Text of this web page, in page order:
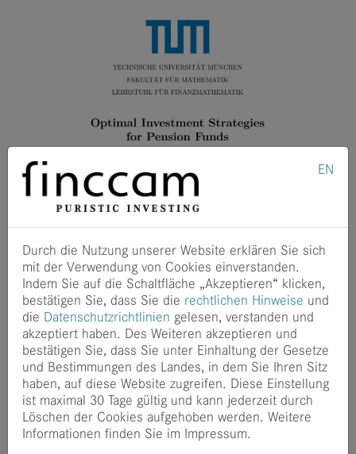
EN
Durch die Nutzung unserer Website erklären Sie sich
mit der Verwendung von Cookies einverstanden.
Indem Sie auf die Schaltfläche „Akzeptieren“ klicken,
bestätigen Sie, dass Sie die rechtlichen Hinweise und
die Datenschutzrichtlinien gelesen, verstanden und
akzeptiert haben. Des Weiteren akzeptieren und
bestätigen Sie, dass Sie unter Einhaltung der Gesetze
und Bestimmungen des Landes, in dem Sie Ihren Sitz
haben, auf diese Website zugreifen. Diese Einstellung
ist maximal 30 Tage gültig und kann jederzeit durch
Löschen der Cookies aufgehoben werden. Weitere
Informationen finden Sie im Impressum.
Herzlichen Glückwunsch an Dr. Andreas Lichtenstern zum
die Deutsche Aktuarvereinigung (DAV) zeichneten
Andreas für seine Dissertation zum Thema „Optimal
Investment Strategies for Pension Funds“ aus:
GAUSS-Preis
Die Lösung von mathematischen Problemen zu optimalen
Investitionsstrategien und deren Anwendung auf reale
Fragestellungen sind ein besonderer Beitrag der Arbeit.
Gratulation vom ganzen finccam-Team zur
prestigeträchtigen Auszeichnung!